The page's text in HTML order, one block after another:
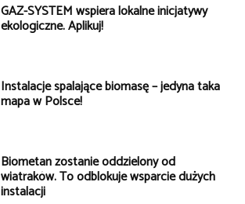
GAZ-SYSTEM wspiera lokalne inicjatywy
ekologiczne. Aplikuj!
Instalacje spalające biomasę – jedyna taka
mapa w Polsce!
Biometan zostanie oddzielony od
wiatraków. To odblokuje wsparcie dużych
instalacji